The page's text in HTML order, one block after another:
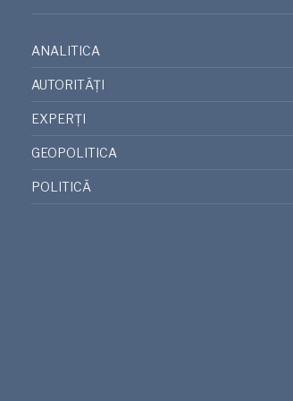
ANALITICA
AUTORITĂȚI
EXPERȚI
GEOPOLITICA
POLITICĂ